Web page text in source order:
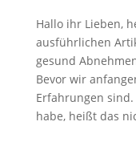
Hallo ihr Lieben,
ausführlichen
gesund
Bevor wir
Erfahrungen
habe, heißt das